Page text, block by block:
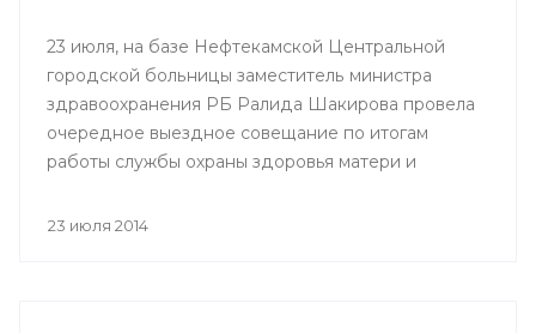
23 июля, на базе Нефтекамской Центральной
городской больницы заместитель министра
здравоохранения РБ Ралида Шакирова провела
очередное выездное совещание по итогам
работы службы охраны здоровья матери и
организациями, курируемыми отделом
23 июля 2014